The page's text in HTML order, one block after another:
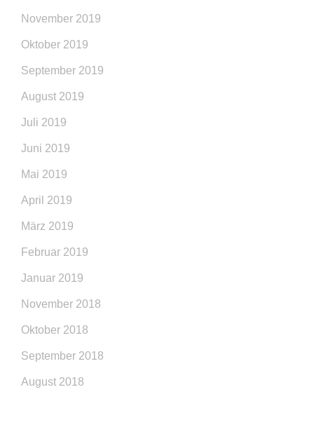
November 2019
Oktober 2019
September 2019
August 2019
Juli 2019
Juni 2019
Mai 2019
April 2019
März 2019
Februar 2019
Januar 2019
November 2018
Oktober 2018
September 2018
August 2018